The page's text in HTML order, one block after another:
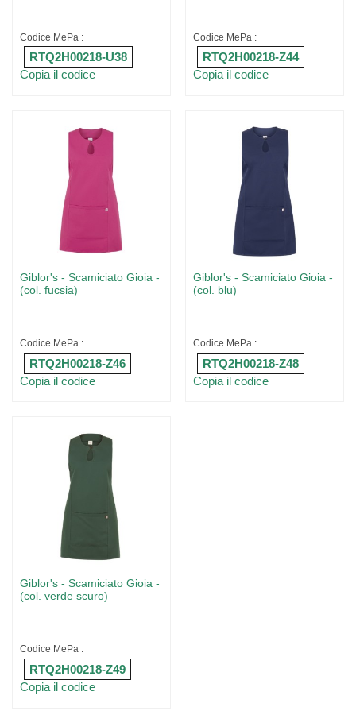
Codice MePa :
RTQ2H00218-U38
Copia il codice
Codice MePa :
RTQ2H00218-Z44
Copia il codice
Giblor's - Scamiciato Gioia -
(col. fucsia)
Codice MePa :
RTQ2H00218-Z46
Copia il codice
Giblor's - Scamiciato Gioia -
(col. blu)
Codice MePa :
RTQ2H00218-Z48
Copia il codice
Giblor's - Scamiciato Gioia -
(col. verde scuro)
Codice MePa :
RTQ2H00218-Z49
Copia il codice